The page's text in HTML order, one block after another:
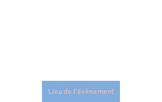
Lieu de l'évènement